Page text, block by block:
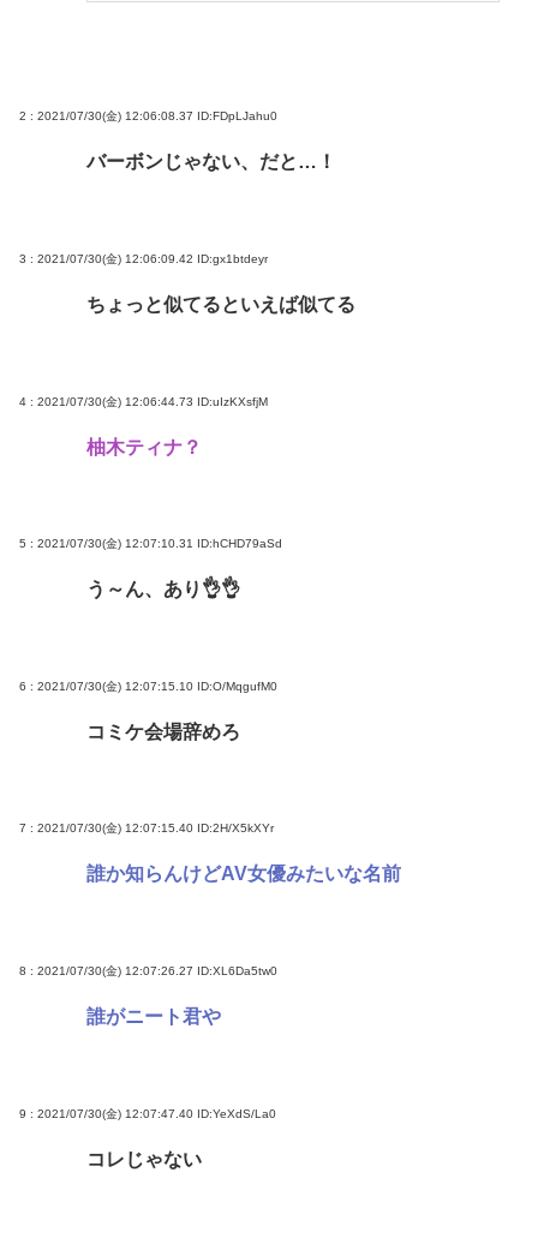
2 : 2021/07/30(金) 12:06:08.37 ID:FDpLJahu0
バーボンじゃない、だと…！
3 : 2021/07/30(金) 12:06:09.42 ID:gx1btdeyr
ちょっと似てるといえば似てる
4 : 2021/07/30(金) 12:06:44.73 ID:uIzKXsfjM
柚木ティナ？
5 : 2021/07/30(金) 12:07:10.31 ID:hCHD79aSd
う～ん、あり👌👌
6 : 2021/07/30(金) 12:07:15.10 ID:O/MqgufM0
コミケ会場辞めろ
7 : 2021/07/30(金) 12:07:15.40 ID:2H/X5kXYr
誰か知らんけどAV女優みたいな名前
8 : 2021/07/30(金) 12:07:26.27 ID:XL6Da5tw0
誰がニート君や
9 : 2021/07/30(金) 12:07:47.40 ID:YeXdS/La0
コレじゃない